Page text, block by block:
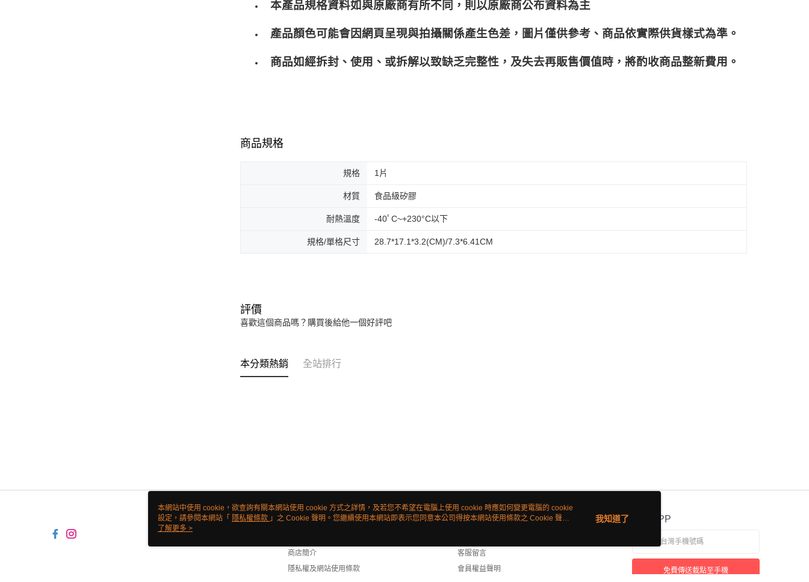
本產品規格資料如與原廠商有所不同，則以原廠商公布資料為主
產品顏色可能會因網頁呈現與拍攝關係產生色差，圖片僅供參考、商品依實際供貨樣式為準。
商品如經拆封、使用、或拆解以致缺乏完整性，及失去再販售價值時，將酌收商品整﻿新費用。
商品規格
規格 1片
材質 食品級矽膠
耐熱溫度 -40ﾟC~+230°C以下
規格/單格尺寸 28.7*17.1*3.2(CM)/7.3*6.41CM
評價
喜歡這個商品嗎？購買後給他一個好評吧
本分類熱銷 全站排行
關於我們
商店簡介
隱私權及網站使用條款
客服資訊
客服留言
會員權益聲明
官方APP
免費傳送載點至手機
本網站中使用 cookie，欲查詢有關本網站使用 cookie 方式之詳情，及若您不希望在電腦上使用 cookie 時應如何變更電腦的 cookie
設定，請參閱本網站「 隱私權條款 」之 Cookie 聲明。您繼續使用本網站即表示您同意本公司得按本網站使用條款之 Cookie 聲明
使用 cookie。
了解更多 >
我知道了